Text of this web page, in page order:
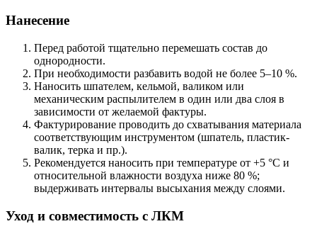
Нанесение
Перед работой тщательно перемешать состав до
однородности.
При необходимости разбавить водой не более 5–10 %.
Наносить шпателем, кельмой, валиком или
механическим распылителем в один или два слоя в
зависимости от желаемой фактуры.
Фактурирование проводить до схватывания материала
соответствующим инструментом (шпатель, пластик-
валик, терка и пр.).
Рекомендуется наносить при температуре от +5 °C и
относительной влажности воздуха ниже 80 %;
выдерживать интервалы высыхания между слоями.
Уход и совместимость с ЛКМ